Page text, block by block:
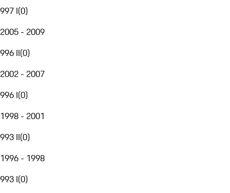
997 I(0)
2005 - 2009
996 II(0)
2002 - 2007
996 I(0)
1998 - 2001
993 II(0)
1996 - 1998
993 I(0)